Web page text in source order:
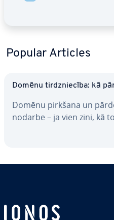
Popular Articles
Domēnu tirdznie­cī­ba: kā
Domēnu pirkšana un
nodarbe – ja vien zini, kā